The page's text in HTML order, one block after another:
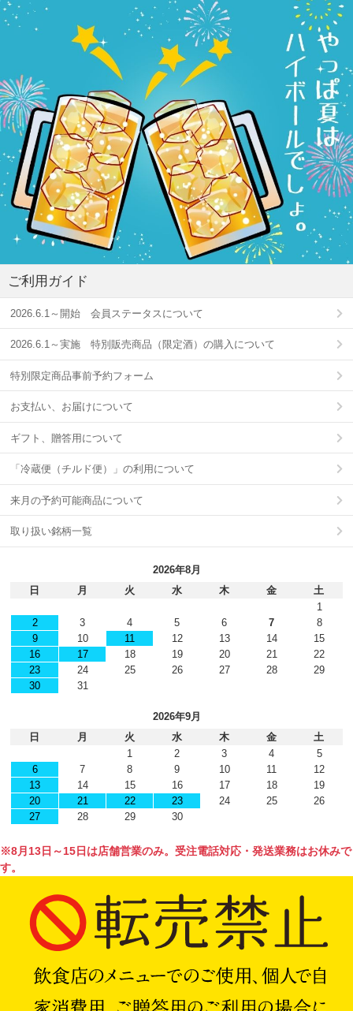
ご利用ガイド
2026.6.1～開始 会員ステータスについて
2026.6.1～実施 特別販売商品（限定酒）の購入について
特別限定商品事前予約フォーム
お支払い、お届けについて
ギフト、贈答用について
「冷蔵便（チルド便）」の利用について
来月の予約可能商品について
取り扱い銘柄一覧
2026年8月
日
月 火 水 木 金
土
1
2
3 4 5 6 7
8
9
10 11 12 13 14
15
16
17 18 19 20 21
22
23
24 25 26 27 28
29
30
31
2026年9月
日
月 火 水 木 金
土
1
2 3 4
5
6
7 8 9 10 11
12
13
14 15 16 17 18
19
20
21 22 23 24 25
26
27
28 29 30
※8月13日～15日は店舗営業のみ。受注電話対応・発送業務はお休みで
す。